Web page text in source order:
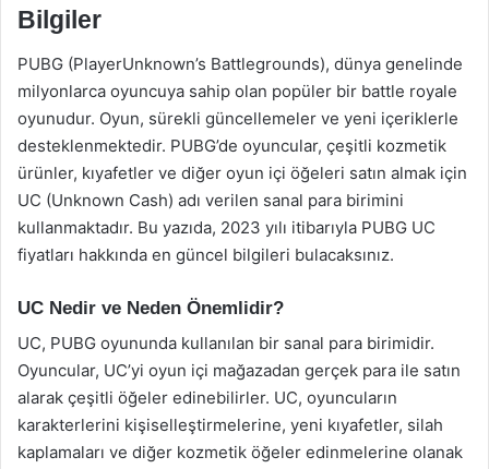
Bilgiler
PUBG (PlayerUnknown’s Battlegrounds), dünya genelinde
milyonlarca oyuncuya sahip olan popüler bir battle royale
oyunudur. Oyun, sürekli güncellemeler ve yeni içeriklerle
desteklenmektedir. PUBG’de oyuncular, çeşitli kozmetik
ürünler, kıyafetler ve diğer oyun içi öğeleri satın almak için
UC (Unknown Cash) adı verilen sanal para birimini
kullanmaktadır. Bu yazıda, 2023 yılı itibarıyla PUBG UC
fiyatları hakkında en güncel bilgileri bulacaksınız.
UC Nedir ve Neden Önemlidir?
UC, PUBG oyununda kullanılan bir sanal para birimidir.
Oyuncular, UC’yi oyun içi mağazadan gerçek para ile satın
alarak çeşitli öğeler edinebilirler. UC, oyuncuların
karakterlerini kişiselleştirmelerine, yeni kıyafetler, silah
kaplamaları ve diğer kozmetik öğeler edinmelerine olanak